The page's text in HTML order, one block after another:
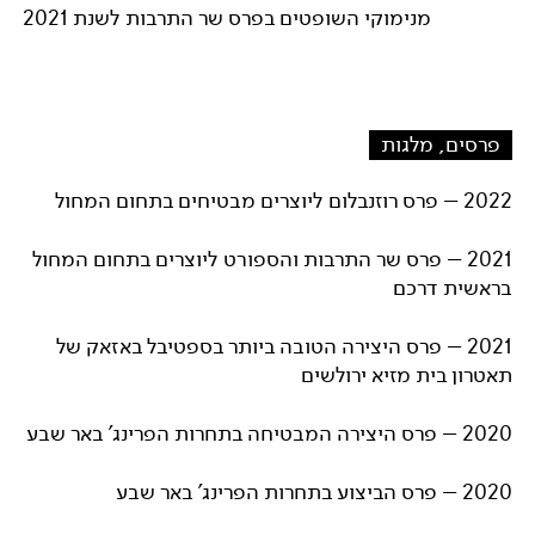
מנימוקי השופטים בפרס שר התרבות לשנת 2021
פרסים, מלגות
2022 – פרס רוזנבלום ליוצרים מבטיחים בתחום המחול
2021 – פרס שר התרבות והספורט ליוצרים בתחום המחול
בראשית דרכם
2021 – פרס היצירה הטובה ביותר בספטיבל באזאק של
תאטרון בית מזיא ירולשים
2020 – פרס היצירה המבטיחה בתחרות הפרינג' באר שבע
2020 – פרס הביצוע בתחרות הפרינג' באר שבע